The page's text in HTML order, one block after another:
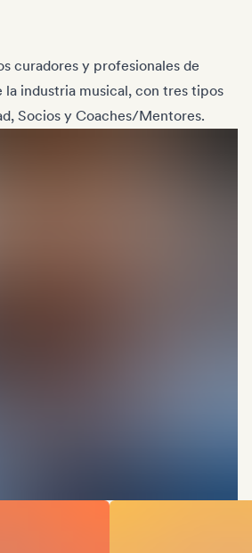
curadores y profesionales de
la industria musical, con tres tipos
Socios y Coaches/Mentores.